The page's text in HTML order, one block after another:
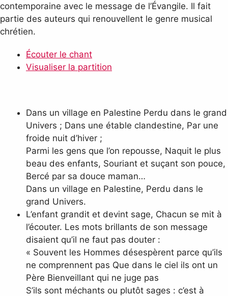
contemporaine avec le message de l’Évangile. Il fait
partie des auteurs qui renouvellent le genre musical
chrétien.
Écouter le chant
Visualiser la partition
Dans un village en Palestine Perdu dans le grand
Univers ; Dans une étable clandestine, Par une
froide nuit d’hiver ;
Parmi les gens que l’on repousse, Naquit le plus
beau des enfants, Souriant et suçant son pouce,
Bercé par sa douce maman…
Dans un village en Palestine, Perdu dans le
grand Univers.
L’enfant grandit et devint sage, Chacun se mit à
l’écouter. Les mots brillants de son message
disaient qu’il ne faut pas douter :
« Souvent les Hommes désespèrent parce qu’ils
ne comprennent pas Que dans le ciel ils ont un
Père Bienveillant qui ne juge pas
S’ils sont méchants ou plutôt sages : c’est à